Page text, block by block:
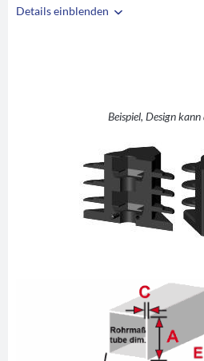
Details einblenden
Beispiel, Design